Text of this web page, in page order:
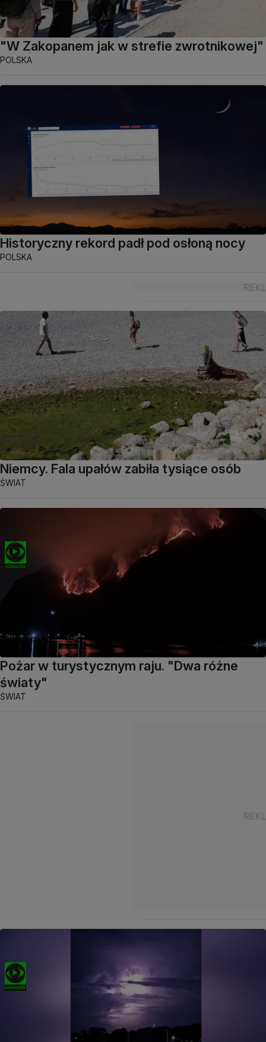
"W Zakopanem jak w strefie zwrotnikowej"
POLSKA
Historyczny rekord padł pod osłoną nocy
POLSKA
Niemcy. Fala upałów zabiła tysiące osób
ŚWIAT
Pożar w turystycznym raju. "Dwa różne
światy"
ŚWIAT